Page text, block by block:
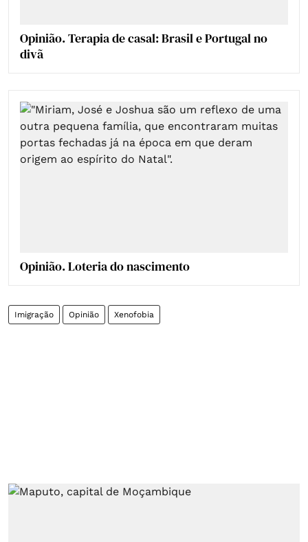
Opinião. Terapia de casal: Brasil e Portugal no
divã
Opinião. Loteria do nascimento
Imigração Opinião Xenofobia